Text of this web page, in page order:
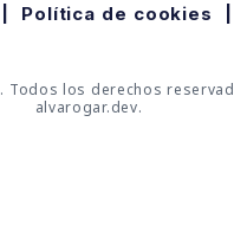
Política de cookies
. Todos los derechos
alvarogar.dev.